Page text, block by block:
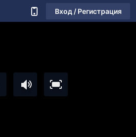
Вход / Регистрация